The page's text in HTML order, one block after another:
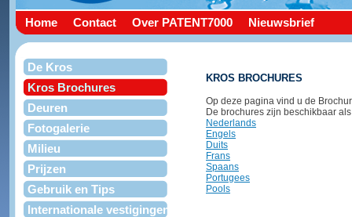
Home Contact Over PATENT7000 Nieuwsbrief
De Kros
Kros Brochures
Deuren
Fotogalerie
Milieu
Prijzen
Gebruik en Tips
Internationale vestigingen
KROS BROCHURES
Op deze pagina vind u de
De brochures zijn beschikbaar
Nederlands
Engels
Duits
Frans
Spaans
Portugees
Pools